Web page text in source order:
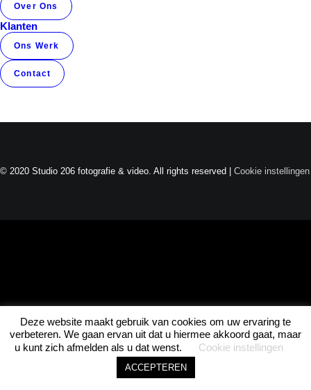
Over Ons
Klanten
Ons Werk
Contact
Album Gallery 3
© 2020 Studio 206 fotografie & video. All rights reserved | Cookie instellingen
Deze website maakt gebruik van cookies om uw ervaring te
verbeteren. We gaan ervan uit dat u hiermee akkoord gaat, maar
u kunt zich afmelden als u dat wenst.
Cookie instellingen
ACCEPTEREN ASK JOEL • ASK JOEL • ASK JOEL •